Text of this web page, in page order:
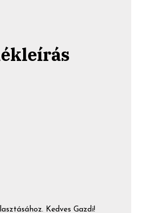
Kedves Gazdi!